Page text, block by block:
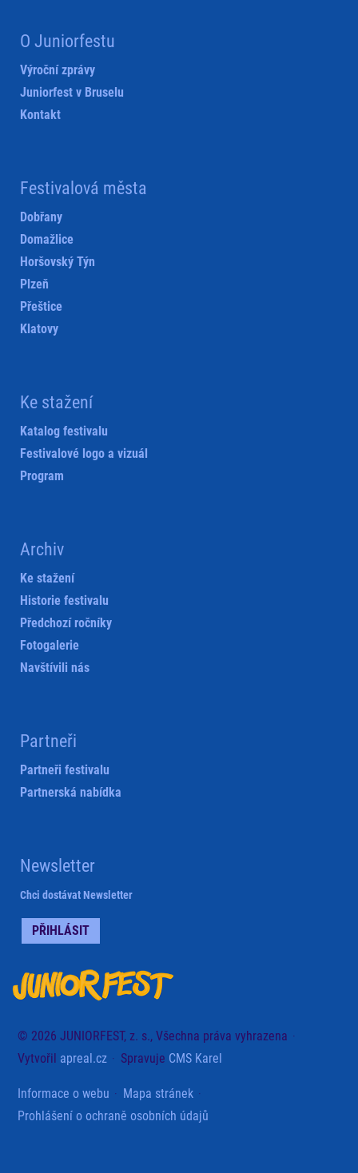
O Juniorfestu
Výroční zprávy
Juniorfest v Bruselu
Kontakt
Festivalová města
Dobřany
Domažlice
Horšovský Týn
Plzeň
Přeštice
Klatovy
Ke stažení
Katalog festivalu
Festivalové logo a vizuál
Program
Archiv
Ke stažení
Historie festivalu
Předchozí ročníky
Fotogalerie
Navštívili nás
Partneři
Partneři festivalu
Partnerská nabídka
Newsletter
Chci dostávat Newsletter
PŘIHLÁSIT
© 2026 JUNIORFEST, z. s., Všechna práva vyhrazena
Vytvořil apreal.cz Spravuje CMS Karel
Informace o webu
Mapa stránek
Prohlášení o ochraně osobních údajů